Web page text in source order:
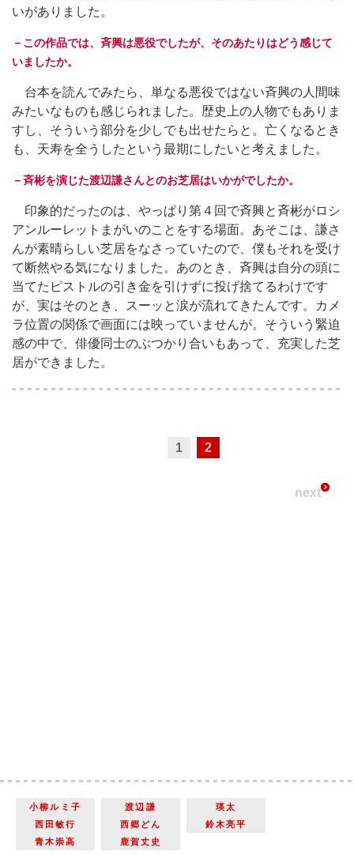
いがありました。
－この作品では、斉興は悪役でしたが、そのあたりはどう感じて
いましたか。
台本を読んでみたら、単なる悪役ではない斉興の人間味
みたいなものも感じられました。歴史上の人物でもありま
すし、そういう部分を少しでも出せたらと。亡くなるとき
も、天寿を全うしたという最期にしたいと考えました。
－斉彬を演じた渡辺謙さんとのお芝居はいかがでしたか。
印象的だったのは、やっぱり第４回で斉興と斉彬がロシ
アンルーレットまがいのことをする場面。あそこは、謙さ
んが素晴らしい芝居をなさっていたので、僕もそれを受け
て断然やる気になりました。あのとき、斉興は自分の頭に
当てたピストルの引き金を引けずに投げ捨てるわけです
が、実はそのとき、スーッと涙が流れてきたんです。カメ
ラ位置の関係で画面には映っていませんが。そういう緊迫
感の中で、俳優同士のぶつかり合いもあって、充実した芝
居ができました。
1 2
next
小柳ルミ子 渡辺謙
瑛太
西田敏行
西郷どん
鈴木亮平
青木崇高
鹿賀丈史